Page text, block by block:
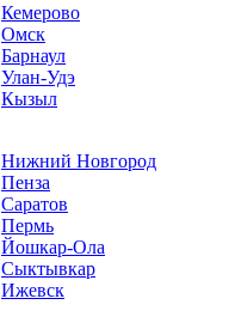
Кемерово
Омск
Барнаул
Улан-Удэ
Кызыл
Нижний Новгород
Пенза
Саратов
Пермь
Йошкар-Ола
Сыктывкар
Ижевск